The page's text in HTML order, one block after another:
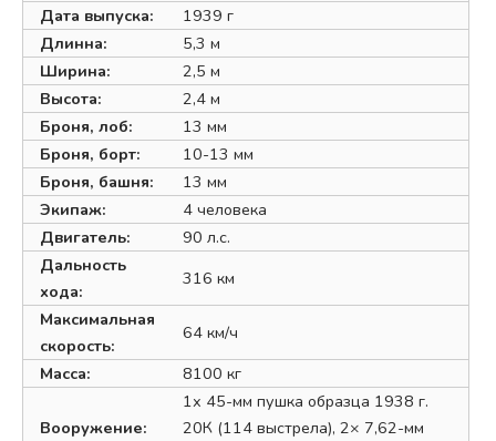
Дата выпуска:
1939 г
Длинна:
5,3 м
Ширина:
2,5 м
Высота:
2,4 м
Броня, лоб:
13 мм
Броня, борт:
10-13 мм
Броня, башня:
13 мм
Экипаж:
4 человека
Двигатель:
90 л.с.
Дальность
хода:
316 км
Максимальная
скорость:
64 км/ч
Масса:
8100 кг
Вооружение:
1х 45-мм пушка образца 1938 г.
20К (114 выстрела), 2× 7,62-мм